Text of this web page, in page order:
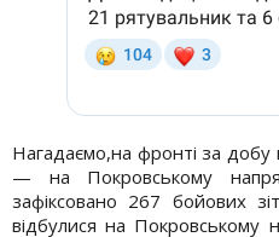
Нагадаємо,на фронті за добу
— на Покровському
зафіксовано 267 бойових
відбулися на Покровському